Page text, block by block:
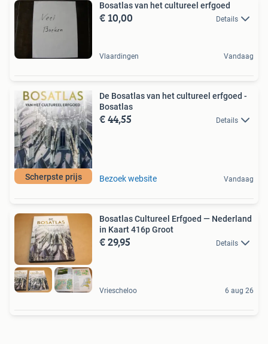
Bosatlas van het cultureel erfgoed
€ 10,00 Details
Vlaardingen Vandaag
Scherpste prijs
De Bosatlas van het cultureel erfgoed -
Bosatlas
€ 44,55 Details
Bezoek website Vandaag
Bosatlas Cultureel Erfgoed — Nederland
in Kaart 416p Groot
€ 29,95 Details
Vriescheloo 6 aug 26